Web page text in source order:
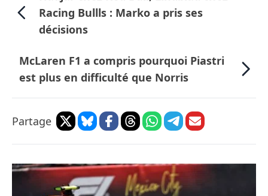
Racing Bullls : Marko a pris ses
décisions
McLaren F1 a compris pourquoi Piastri
est plus en difficulté que Norris
Partage